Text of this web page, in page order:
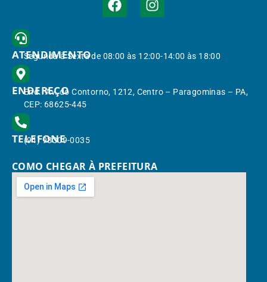
ATENDIMENTO
Segunda à Sexta de 08:00 às 12:00-14:00 às 18:00
ENDEREÇO
End.: Av. do Contorno, 1212, Centro – Paragominas – PA,
CEP: 68625-445
TELEFONE
(91) 98309-0035
COMO CHEGAR À PREFEITURA